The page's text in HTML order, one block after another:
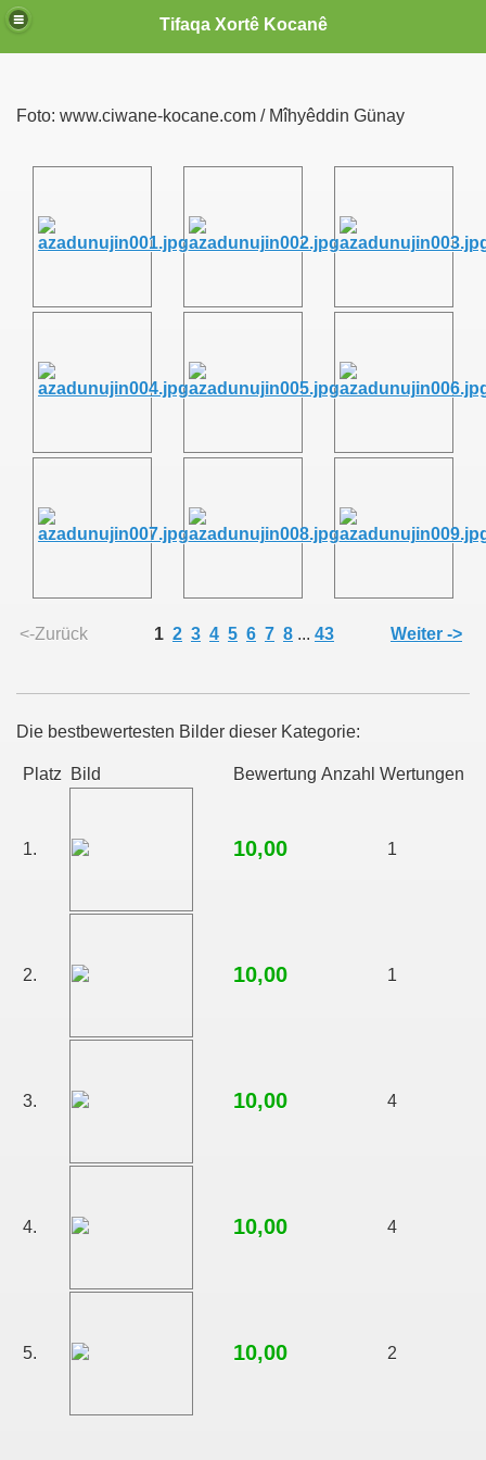
Tifaqa Xortê Kocanê
Foto: www.ciwane-kocane.com / Mîhyêddin Günay
<-Zurück 1 2 3 4 5 6 7 8 ... 43 Weiter ->
Die bestbewertesten Bilder dieser Kategorie:
Platz Bild Bewertung Anzahl Wertungen
1. 10,00 1
2. 10,00 1
3. 10,00 4
4. 10,00 4
5. 10,00 2